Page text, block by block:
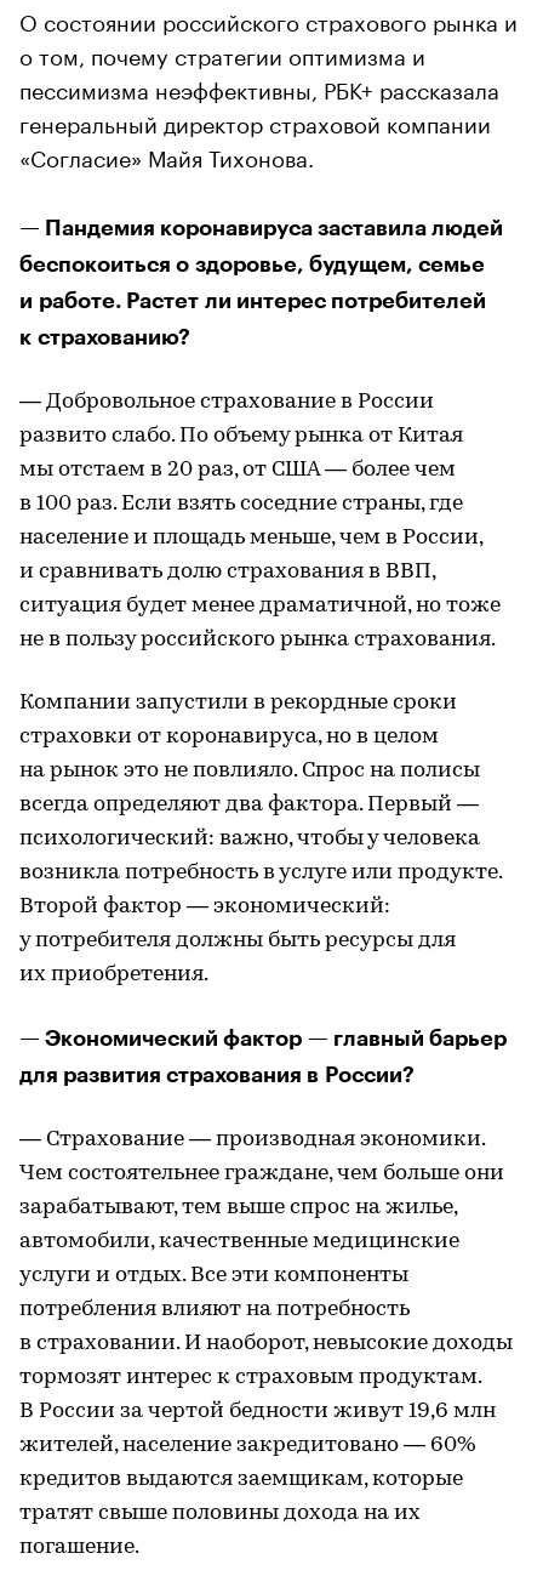
О состоянии российского страхового рынка и
о том, почему стратегии оптимизма и
пессимизма неэффективны, РБК+ рассказала
генеральный директор страховой компании
«Согласие» Майя Тихонова.
— Пандемия коронавируса заставила людей
беспокоиться о здоровье, будущем, семье
и работе. Растет ли интерес потребителей
к страхованию?
— Добровольное страхование в России
развито слабо. По объему рынка от Китая
мы отстаем в 20 раз, от США — более чем
в 100 раз. Если взять соседние страны, где
население и площадь меньше, чем в России,
и сравнивать долю страхования в ВВП,
ситуация будет менее драматичной, но тоже
не в пользу российского рынка страхования.
Компании запустили в рекордные сроки
страховки от коронавируса, но в целом
на рынок это не повлияло. Спрос на полисы
всегда определяют два фактора. Первый —
психологический: важно, чтобы у человека
возникла потребность в услуге или продукте.
Второй фактор — экономический:
у потребителя должны быть ресурсы для
их приобретения.
— Экономический фактор — главный барьер
для развития страхования в России?
— Страхование — производная экономики.
Чем состоятельнее граждане, чем больше они
зарабатывают, тем выше спрос на жилье,
автомобили, качественные медицинские
услуги и отдых. Все эти компоненты
потребления влияют на потребность
в страховании. И наоборот, невысокие доходы
тормозят интерес к страховым продуктам.
В России за чертой бедности живут 19,6 млн
жителей, население закредитовано — 60%
кредитов выдаются заемщикам, которые
тратят свыше половины дохода на их
погашение.